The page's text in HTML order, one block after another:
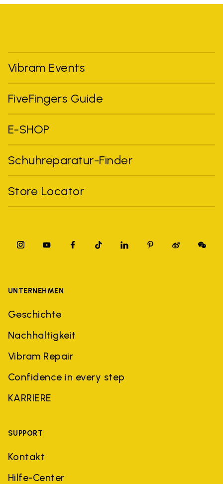
Vibram Events
FiveFingers Guide
E-SHOP
Schuhreparatur-Finder
Store Locator
UNTERNEHMEN
Geschichte
Nachhaltigkeit
Vibram Repair
Confidence in every step
KARRIERE
SUPPORT
Kontakt
Hilfe-Center